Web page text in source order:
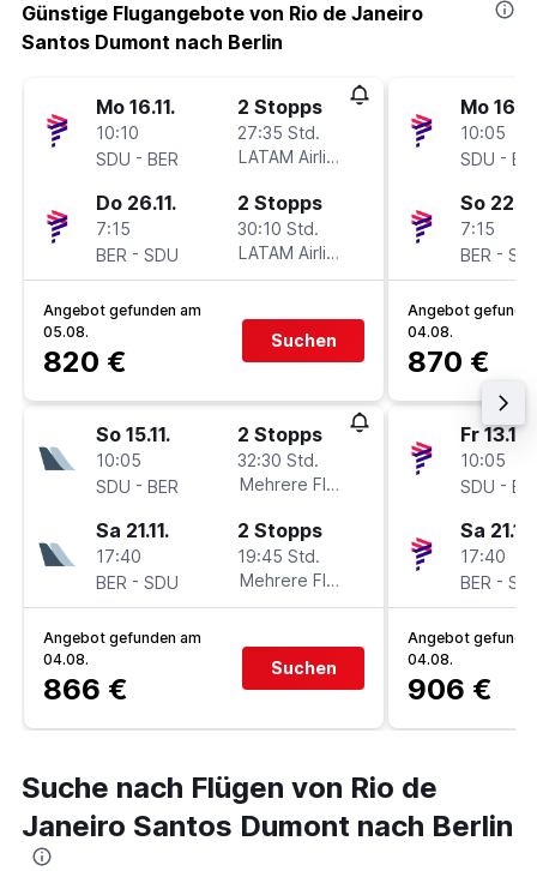
Günstige Flugangebote von Rio de Janeiro
Santos Dumont nach Berlin
Mo 16.11.
10:10
SDU - BER
2 Stopps
27:35 Std.
LATAM Airlines
Do 26.11.
7:15
BER - SDU
2 Stopps
30:10 Std.
LATAM Airlines
Angebot gefunden am
05.08.
820 €
Suchen
So 15.11.
10:05
SDU - BER
2 Stopps
32:30 Std.
Mehrere Fluglinien
Sa 21.11.
17:40
BER - SDU
2 Stopps
19:45 Std.
Mehrere Fluglinien
Angebot gefunden am
04.08.
866 €
Suchen
Mo
10:05
SDU -
So 22.11.
7:15
BER -
Angebot
04.08.
870 €
Fr 13.11.
10:05
SDU -
Sa 21.11.
17:40
BER -
Angebot
04.08.
906 €
Suche nach Flügen von Rio de
Janeiro Santos Dumont nach Berlin